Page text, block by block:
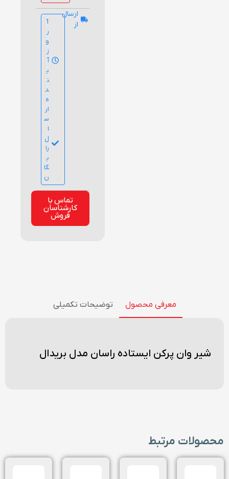
ارسال
از
1
ر
و
ز
آ
ی
ن
د
ه
ار
س
ا
ل
را
ی
گا
ن
تماس با
کارشناسان
فروش
معرفی محصول توضیحات تکمیلی
شیر وان پرکن ایستاده راسان مدل بریدال
محصولات مرتبط